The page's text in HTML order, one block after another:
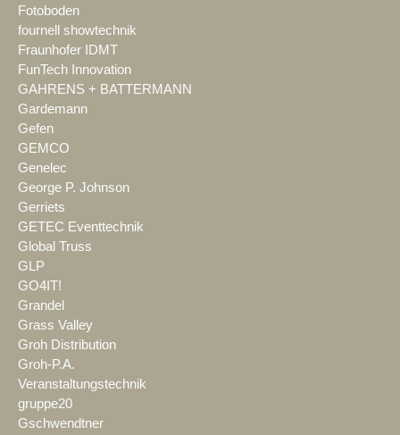
Fotoboden
fournell showtechnik
Fraunhofer IDMT
FunTech Innovation
GAHRENS + BATTERMANN
Gardemann
Gefen
GEMCO
Genelec
George P. Johnson
Gerriets
GETEC Eventtechnik
Global Truss
GLP
GO4IT!
Grandel
Grass Valley
Groh Distribution
Groh-P.A.
Veranstaltungstechnik
gruppe20
Gschwendtner